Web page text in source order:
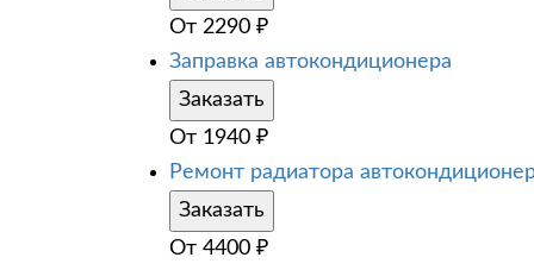
От 2290 ₽
Заправка автокондиционера
Заказать
От 1940 ₽
Ремонт радиатора
Заказать
От 4400 ₽